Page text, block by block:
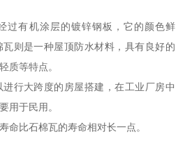
过有机涂层的镀锌钢板，它的颜色鲜
则是一种屋顶防水材料，具有良好的
质等特点。
行大跨度的房屋搭建，在工业厂房中
用于民用。
命比石棉瓦的寿命相对长一点。